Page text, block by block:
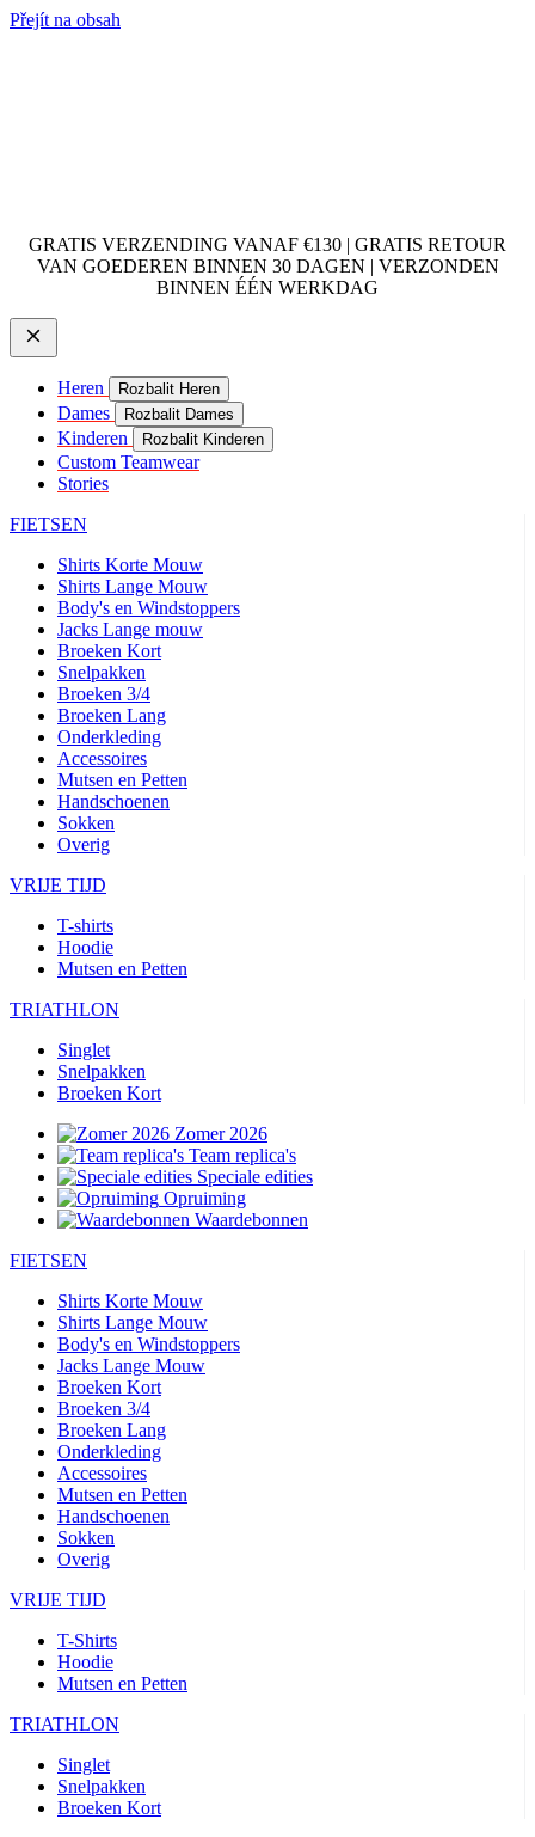
Přejít na obsah
GRATIS VERZENDING VANAF €130 | GRATIS RETOUR
VAN GOEDEREN BINNEN 30 DAGEN | VERZONDEN
BINNEN ÉÉN WERKDAG
Heren Rozbalit Heren
Dames Rozbalit Dames
Kinderen Rozbalit Kinderen
Custom Teamwear
Stories
FIETSEN
Shirts Korte Mouw
Shirts Lange Mouw
Body's en Windstoppers
Jacks Lange mouw
Broeken Kort
Snelpakken
Broeken 3/4
Broeken Lang
Onderkleding
Accessoires
Mutsen en Petten
Handschoenen
Sokken
Overig
VRIJE TIJD
T-shirts
Hoodie
Mutsen en Petten
TRIATHLON
Singlet
Snelpakken
Broeken Kort
Zomer 2026
Team replica's
Speciale edities
Opruiming
Waardebonnen
FIETSEN
Shirts Korte Mouw
Shirts Lange Mouw
Body's en Windstoppers
Jacks Lange Mouw
Broeken Kort
Broeken 3/4
Broeken Lang
Onderkleding
Accessoires
Mutsen en Petten
Handschoenen
Sokken
Overig
VRIJE TIJD
T-Shirts
Hoodie
Mutsen en Petten
TRIATHLON
Singlet
Snelpakken
Broeken Kort